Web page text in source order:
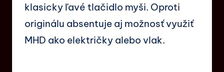
klasicky ľavé tlačidlo myši. Oproti
originálu absentuje aj možnosť využiť
MHD ako električky alebo vlak.